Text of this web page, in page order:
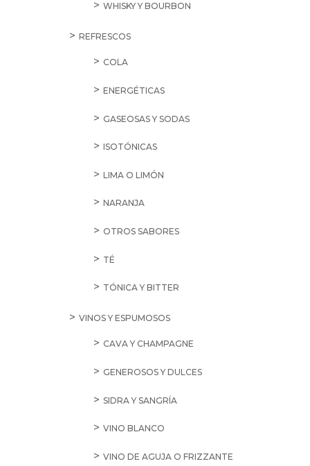
WHISKY Y BOURBON
REFRESCOS
COLA
ENERGÉTICAS
GASEOSAS Y SODAS
ISOTÓNICAS
LIMA O LIMÓN
NARANJA
OTROS SABORES
TÉ
TÓNICA Y BITTER
VINOS Y ESPUMOSOS
CAVA Y CHAMPAGNE
GENEROSOS Y DULCES
SIDRA Y SANGRÍA
VINO BLANCO
VINO DE AGUJA O FRIZZANTE